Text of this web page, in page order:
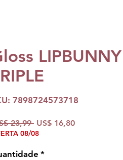
LIPBUNNY
7898724573718
23,99 Preço
normal
US$ 16,80Preço
08/08
*